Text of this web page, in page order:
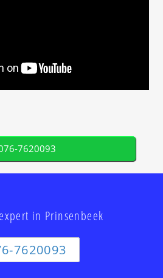
7620093
in Prinsenbeek
7620093